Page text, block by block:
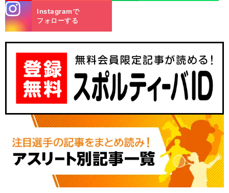
」
・
へ
m
Instagramで
フォローする